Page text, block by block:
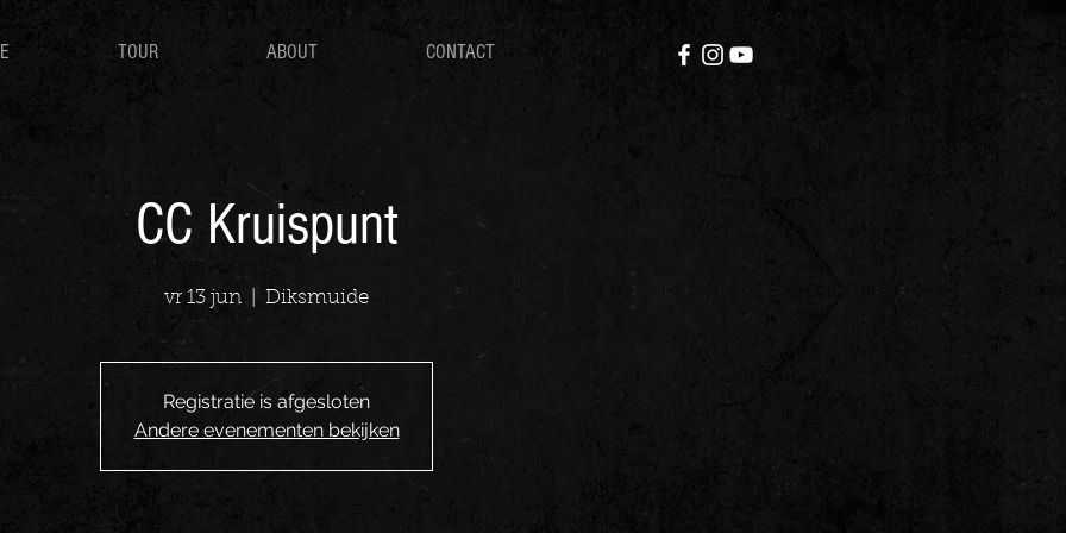
TOUR ABOUT CONTACT
CC Kruispunt
vr 13 jun
  |
Diksmuide
Registratie is afgesloten
Andere evenementen bekijken